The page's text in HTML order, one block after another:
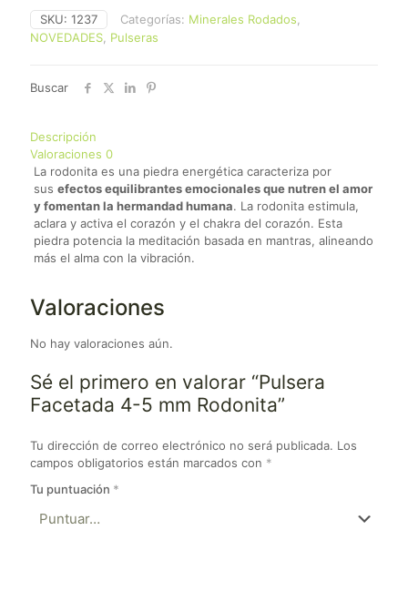
5
mm
Rodonita
SKU: 1237 Categorías: Minerales Rodados,
NOVEDADES, Pulseras
Buscar
Descripción
Valoraciones 0
La rodonita es una piedra energética caracteriza por
sus efectos equilibrantes emocionales que nutren el amor
y fomentan la hermandad humana. La rodonita estimula,
aclara y activa el corazón y el chakra del corazón. Esta
piedra potencia la meditación basada en mantras, alineando
más el alma con la vibración.
Valoraciones
No hay valoraciones aún.
Sé el primero en valorar “Pulsera
Facetada 4-5 mm Rodonita”
Tu dirección de correo electrónico no será publicada. Los
campos obligatorios están marcados con *
Tu puntuación *